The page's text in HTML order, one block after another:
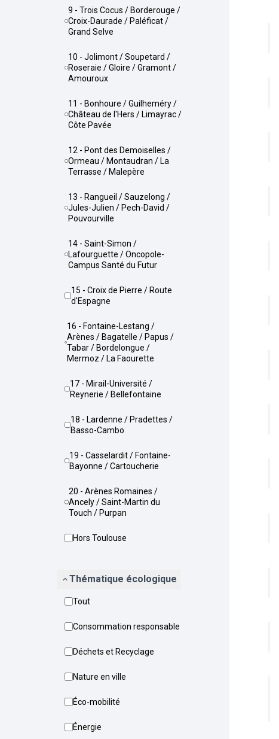
9 - Trois Cocus / Borderouge /
Croix-Daurade / Paléficat /
Grand Selve
10 - Jolimont / Soupetard /
Roseraie / Gloire / Gramont /
Amouroux
11 - Bonhoure / Guilheméry /
Château de l'Hers / Limayrac /
Côte Pavée
12 - Pont des Demoiselles /
Ormeau / Montaudran / La
Terrasse / Malepère
13 - Rangueil / Sauzelong /
Jules-Julien / Pech-David /
Pouvourville
14 - Saint-Simon /
Lafourguette / Oncopole-
Campus Santé du Futur
15 - Croix de Pierre / Route
d'Espagne
16 - Fontaine-Lestang /
Arènes / Bagatelle / Papus /
Tabar / Bordelongue /
Mermoz / La Faourette
17 - Mirail-Université /
Reynerie / Bellefontaine
18 - Lardenne / Pradettes /
Basso-Cambo
19 - Casselardit / Fontaine-
Bayonne / Cartoucherie
20 - Arènes Romaines /
Ancely / Saint-Martin du
Touch / Purpan
Hors Toulouse
Thématique écologique
Tout
Consommation responsable
Déchets et Recyclage
Nature en ville
Éco-mobilité
Énergie